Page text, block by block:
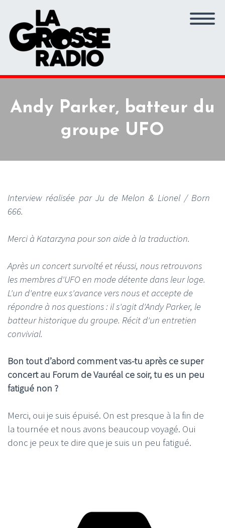
Andy Parker, batteur du
groupe UFO
Interview réalisée par Ju de Melon & Lionel / Born
666.
Merci à Katarzyna pour son aide à la traduction.
Après un concert survolté et réussi, nous retrouvons
les membres d'UFO en mode détente dans leur loge.
L'un d'entre eux s'avance vers nous et accepte de
répondre à nos questions : il s'agit d'Andy Parker, le
batteur historique du groupe. Récit d'un entretien
convivial.
Bon tout d’abord comment vas-tu après ce super
concert au Forum de Vauréal ce soir, tu es un peu
fatigué non ?
Merci, oui je suis épuisé. On est presque à la fin de
la tournée et nous avons beaucoup voyagé. Oui
donc je peux te dire que je suis un peu fatigué.